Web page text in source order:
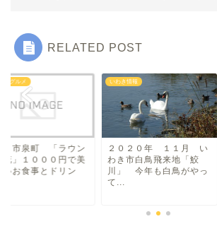
RELATED POST
市グルメ
き市泉町 「ラウン
花」１０００円で美
いお食事とドリン
いわき情報
２０２０年 １１月 い
わき市白鳥飛来地「鮫
川」 今年も白鳥がやっ
て...
マルシェ・キ
わら
地
平・小川・